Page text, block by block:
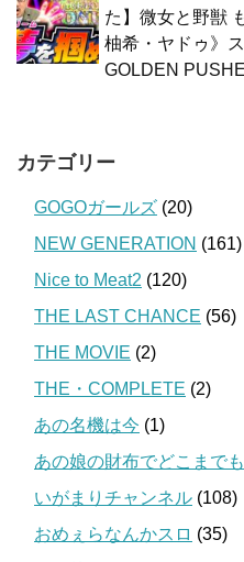
た】微女と野獣
柚希・ヤドゥ》
GOLDEN
カテゴリー
GOGOガールズ (20)
NEW GENERATION (161)
Nice to Meat2 (120)
THE LAST CHANCE (56)
THE MOVIE (2)
THE・COMPLETE (2)
あの名機は今 (1)
あの娘の財布でどこまでも
いがまりチャンネル (108)
おめぇらなんかスロ (35)